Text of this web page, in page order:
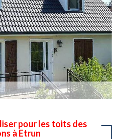
pour les toits des
à Etrun